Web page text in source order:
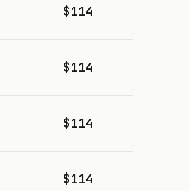
$114
$114
$114
$114